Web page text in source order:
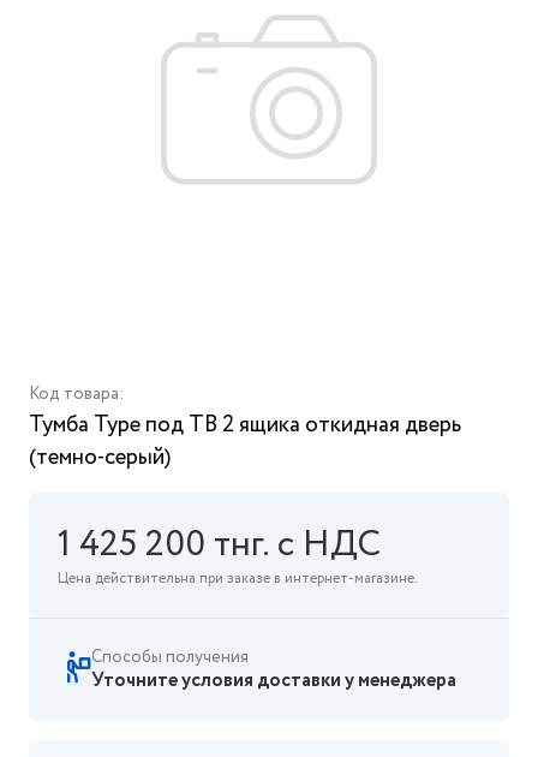
Код товара:
Тумба Type под ТВ 2 ящика откидная дверь
(темно-серый)
1 425 200 тнг. с НДС
Цена действительна при заказе в интернет-магазине.
Способы получения
Уточните условия доставки у менеджера